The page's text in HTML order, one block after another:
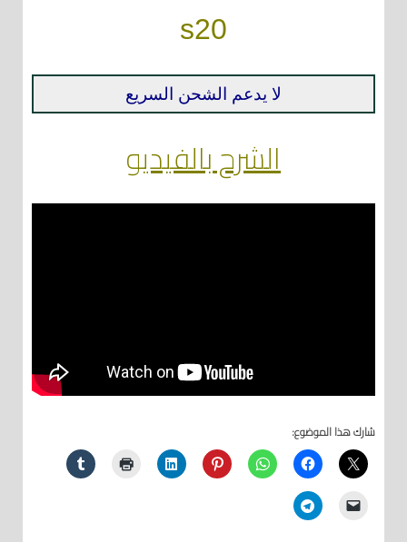
s20
لا يدعم الشحن السريع
الشرح بالفيديو
شارك هذا الموضوع: